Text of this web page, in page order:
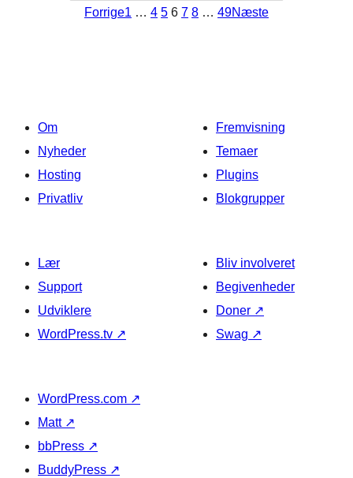
Forrige1 … 4 5 6 7 8 … 49Næste
Om
Nyheder
Hosting
Privatliv
Fremvisning
Temaer
Plugins
Blokgrupper
Lær
Support
Udviklere
WordPress.tv ↗
Bliv involveret
Begivenheder
Doner ↗
Swag ↗
WordPress.com ↗
Matt ↗
bbPress ↗
BuddyPress ↗